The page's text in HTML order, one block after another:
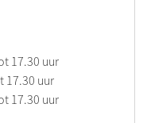
17.30 uur
17.30 uur
17.30 uur